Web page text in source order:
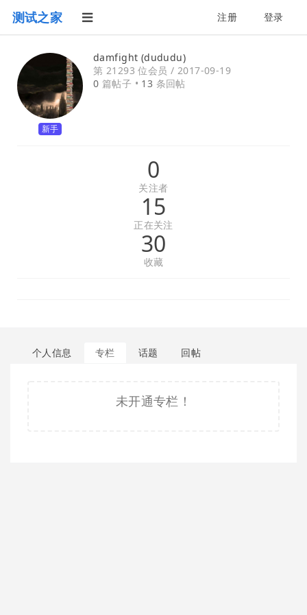
测试之家 注册 登录
新手
damfight (dududu)
第 21293 位会员 / 2017-09-19
0 篇帖子 • 13 条回帖
0
关注者
15
正在关注
30
收藏
个人信息 专栏 话题 回帖
未开通专栏！